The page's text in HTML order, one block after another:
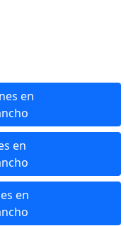
en
en
en